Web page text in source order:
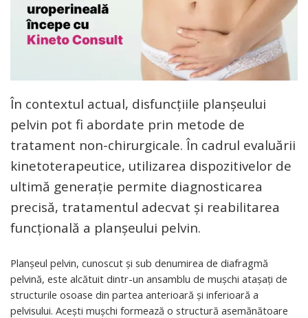
În contextul actual, disfuncțiile planșeului
pelvin pot fi abordate prin metode de
tratament non-chirurgicale. În cadrul evaluării
kinetoterapeutice, utilizarea dispozitivelor de
ultimă generație permite diagnosticarea
precisă, tratamentul adecvat și reabilitarea
funcțională a planșeului pelvin.
Planșeul pelvin, cunoscut și sub denumirea de diafragmă
pelvină, este alcătuit dintr-un ansamblu de mușchi atașați de
structurile osoase din partea anterioară și inferioară a
pelvisului. Acești mușchi formează o structură asemănătoare